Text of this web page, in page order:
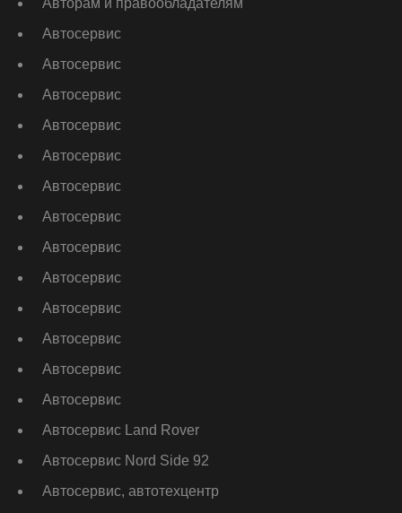
Авторам и правообладателям
Автосервис
Автосервис
Автосервис
Автосервис
Автосервис
Автосервис
Автосервис
Автосервис
Автосервис
Автосервис
Автосервис
Автосервис
Автосервис
Автосервис Land Rover
Автосервис Nord Side 92
Автосервис, автотехцентр